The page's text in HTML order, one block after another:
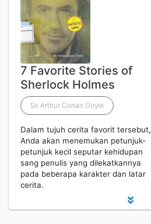
7 Favorite Stories of
Sherlock Holmes
Sir Arthur Conan Doyle
Dalam tujuh cerita favorit tersebut,
Anda akan menemukan petunjuk-
petunjuk kecil seputar kehidupan
sang penulis yang dilekatkannya
pada beberapa karakter dan latar
cerita.